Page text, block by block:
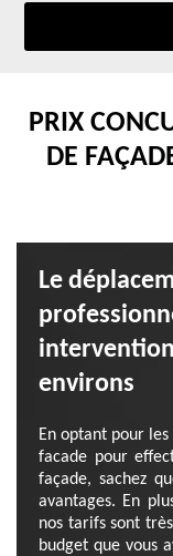
PRIX
DE
Le
environs
En optant pour
facade pour
façade, sachez
avantages. En
nos tarifs sont
budget que vous